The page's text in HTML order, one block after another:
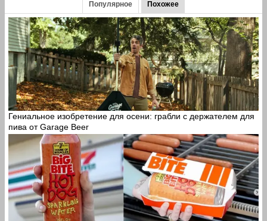
Популярное Похожее
Гениальное изобретение для осени: грабли с держателем для
пива от Garage Beer